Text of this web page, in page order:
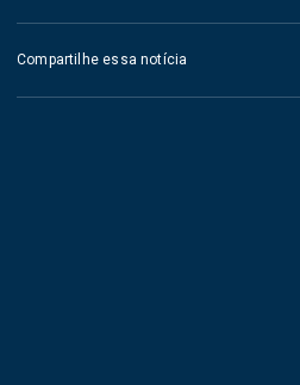
Compartilhe essa notícia